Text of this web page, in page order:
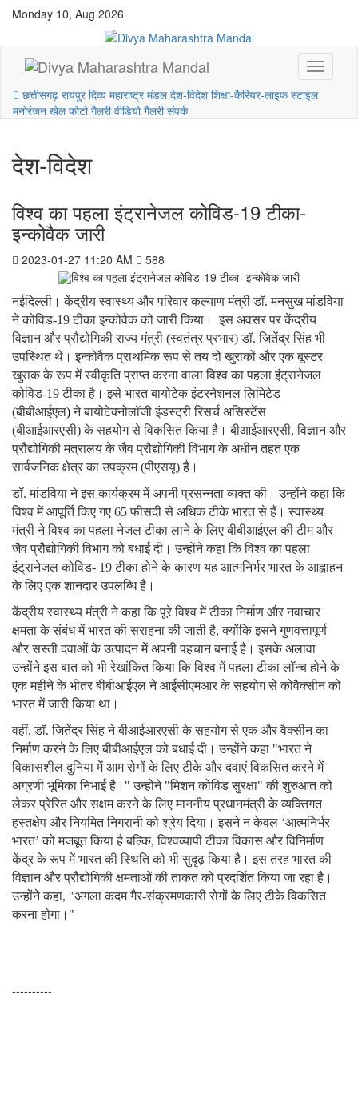
Monday 10, Aug 2026
छत्तीसगढ़ रायपुर दिव्य महाराष्ट्र मंडल देश-विदेश शिक्षा-कैरियर-लाइफ स्टाइल
मनोरंजन खेल फोटो गैलरी वीडियो गैलरी संपर्क
देश-विदेश
विश्व का पहला इंट्रानेजल कोविड-19 टीका-
इन्कोवैक जारी
2023-01-27 11:20 AM 588
नईदिल्ली। केंद्रीय स्वास्थ्य और परिवार कल्याण मंत्री डॉ. मनसुख मांडविया
ने कोविड-19टीका इन्कोवैक को जारी किया। इस अवसर पर केंद्रीय
विज्ञान और प्रौद्योगिकी राज्य मंत्री (स्वतंत्र प्रभार) डॉ. जितेंद्र सिंह भी
उपस्थित थे। इन्कोवैक प्राथमिक रूप से तय दो खुराकों और एक बूस्टर
खुराक के रूप में स्वीकृति प्राप्त करना वाला विश्व का पहला इंट्रानेजल
कोविड-19टीका है। इसे भारत बायोटेक इंटरनेशनल लिमिटेड
(बीबीआईएल)ने बायोटेक्नोलॉजी इंडस्ट्री रिसर्च असिस्टेंस
(बीआईआरएसी)के सहयोग से विकसित किया है। बीआईआरएसी,विज्ञान और
प्रौद्योगिकी मंत्रालय के जैव प्रौद्योगिकी विभाग के अधीन तहत एक
सार्वजनिक क्षेत्र का उपक्रम (पीएसयू) है।
डॉ. मांडविया ने इस कार्यक्रम में अपनी प्रसन्नता व्यक्त की। उन्होंने कहा कि
विश्व में आपूर्ति किए गए 65 फीसदी से अधिक टीके भारत से हैं। स्वास्थ्य
मंत्री ने विश्व का पहला नेजल टीका लाने के लिए बीबीआईएल की टीम और
जैव प्रौद्योगिकी विभाग को बधाई दी। उन्होंने कहा कि विश्व का पहला
इंट्रानेजल कोविड- 19 टीका होने के कारण यह आत्मनिर्भऱ भारत के आह्वाहन
के लिए एक शानदार उपलब्धि है।
केंद्रीय स्वास्थ्य मंत्री ने कहा कि पूरे विश्व में टीका निर्माण और नवाचार
क्षमता के संबंध में भारत की सराहना की जाती है,क्योंकि इसने गुणवत्तापूर्ण
और सस्ती दवाओं के उत्पादन में अपनी पहचान बनाई है। इसके अलावा
उन्होंने इस बात को भी रेखांकित किया कि विश्व में पहला टीका लॉन्च होने के
एक महीने के भीतर बीबीआईएल ने आईसीएमआर के सहयोग से कोवैक्सीन को
भारत में जारी किया था।
वहीं,डॉ. जितेंद्र सिंह ने बीआईआरएसी के सहयोग से एक और वैक्सीन का
निर्माण करने के लिए बीबीआईएल को बधाई दी। उन्होंने कहा "भारत ने
विकासशील दुनिया में आम रोगों के लिए टीके और दवाएं विकसित करने में
अग्रणी भूमिका निभाई है।" उन्होंने "मिशन कोविड सुरक्षा" की शुरुआत को
लेकर प्रेरित और सक्षम करने के लिए माननीय प्रधानमंत्री के व्यक्तिगत
हस्तक्षेप और नियमित निगरानी को श्रेय दिया। इसने न केवल ‘आत्मनिर्भर
भारत’ को मजबूत किया है बल्कि, विश्वव्यापी टीका विकास और विनिर्माण
केंद्र के रूप में भारत की स्थिति को भी सुदृढ़ किया है। इस तरह भारत की
विज्ञान और प्रौद्योगिकी क्षमताओं की ताकत को प्रदर्शित किया जा रहा है।
उन्होंने कहा, "अगला कदम गैर-संक्रमणकारी रोगों के लिए टीके विकसित
करना होगा।"
----------